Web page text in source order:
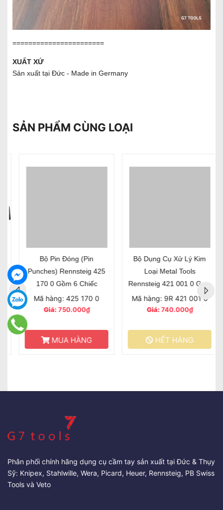
=======================
XUẤT XỨ
Sản xuất tại Đức - Made in Germany
SẢN PHẨM CÙNG LOẠI
Bộ Pin Đóng (Pin
Punches) Rennsteig 425
170 0 Gồm 6 Chiếc
Mã hàng: 425 170 0
Giá:750.000₫
MUA HÀNG
Bộ Dụng Cụ Xử Lý Kim
Loại Metal Tools
Rennsteig 421 001 0 Gồm
6 Chiếc
Mã hàng: 9R 421 001 0
Giá:740.000₫
HẾT HÀNG
Phân phối chính hãng dụng cụ cầm tay sản xuất tại Đức & Thụy
Sỹ: Knipex, Stahlwille, Wera, Picard, Heuer, Rennsteig, PB Swiss
Tools và Veto